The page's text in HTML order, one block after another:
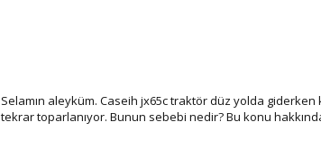
Selamın aleyküm. Caseih jx65c traktör düz yolda
tekrar toparlanıyor. Bunun sebebi nedir? Bu konu